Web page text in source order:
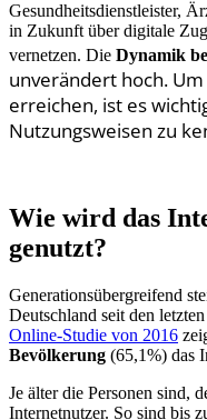
Gesundheitsdienstleister,
in Zukunft über digitale
vernetzen. Die Dynamik
unverändert hoch.
erreichen, ist es
Nutzungsweisen zu
Wie wird das
genutzt?
Generationsübergreifend
Deutschland seit den
Online-Studie von 2016
Bevölkerung (65,1%) das
Je älter die Personen sind,
Internetnutzer. So sind bis